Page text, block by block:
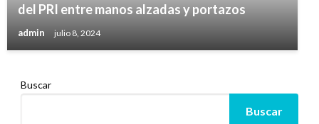
del PRI entre manos alzadas y portazos
admin julio 8, 2024
Buscar
Buscar